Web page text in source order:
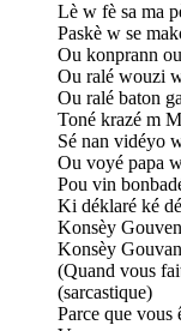
Lè w fè sa ma
Paskè w se
Ou konprann
Ou ralé wouzi
Ou ralé baton
Toné krazé m
Sé nan vidéyo
Ou voyé papa
Pou vin
Ki déklaré ké
Konsèy
Konsèy
(Quand vous
(sarcastique)
Parce que vous